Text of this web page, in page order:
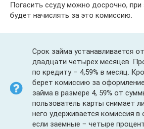
Погасить ссуду можно досрочно, при
будет начислять за это комиссию.
Срок займа устанавливается
двадцати четырех месяцев.
по кредиту – 4,59% в месяц.
берет комиссию за
займа в размере 4, 59% от
пользователь карты снимает
него удерживается комиссия в
если заемные – четыре